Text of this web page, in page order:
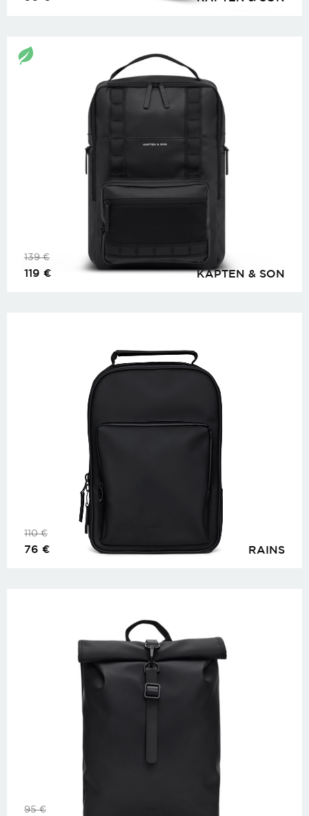
KAPTEN & SON
139€
119 €
RAINS
110€
76 €
95€